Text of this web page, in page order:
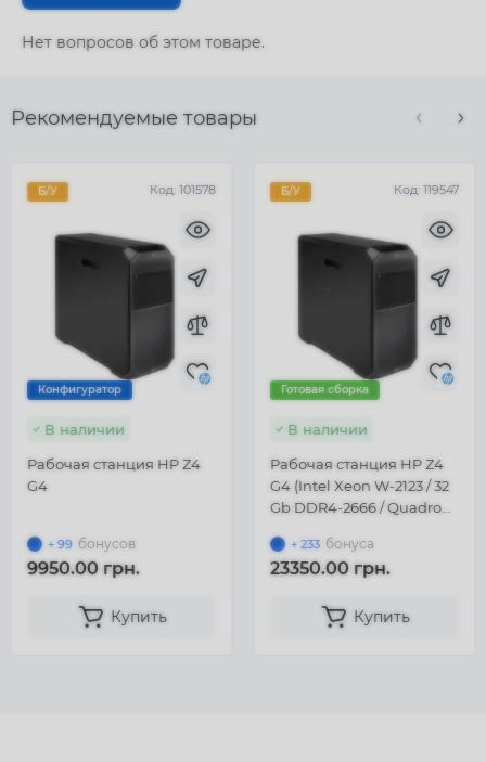
Нет вопросов об этом товаре.
Рекомендуемые товары
Б/У
Конфигуратор
Код: 101578
В наличии
Рабочая станция HP Z4
G4
+ 99 бонусов
9950.00 грн.
Купить
Б/У
Готовая сборка
Код: 119547
В наличии
Рабочая станция HP Z4
G4 (Intel Xeon W-2123 / 32
Gb DDR4-2666 / Quadro
+ 233 бонуса
23350.00 грн.
Купить